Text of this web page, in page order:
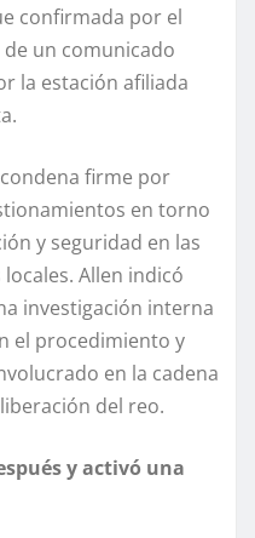
confirmada por el
un comunicado
la estación afiliada
firme por
en torno
y seguridad en las
Allen indicó
investigación interna
el procedimiento y
en la cadena
del reo.
y activó una